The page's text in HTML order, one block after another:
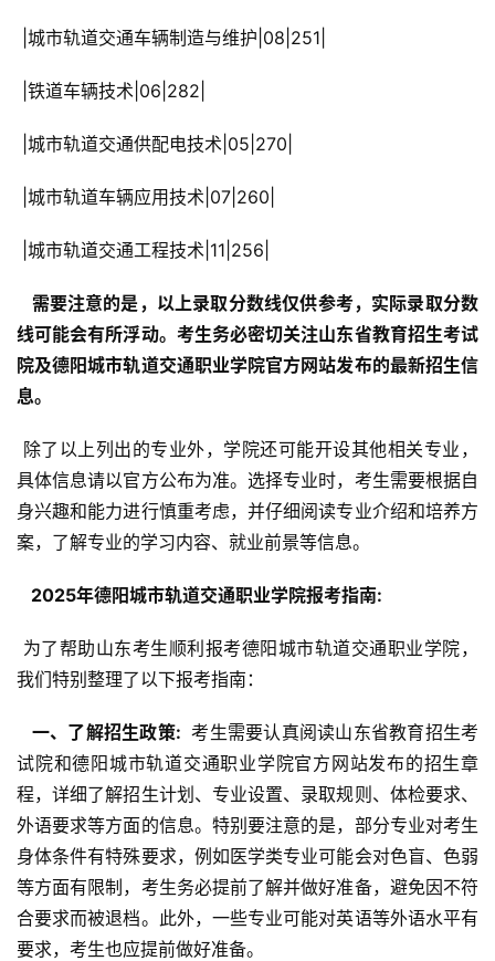
|城市轨道交通车辆制造与维护|08|251|
|铁道车辆技术|06|282|
|城市轨道交通供配电技术|05|270|
|城市轨道车辆应用技术|07|260|
|城市轨道交通工程技术|11|256|
  需要注意的是，以上录取分数线仅供参考，实际录取分数
线可能会有所浮动。考生务必密切关注山东省教育招生考试
院及德阳城市轨道交通职业学院官方网站发布的最新招生信
息。
具体信息请以官方公布为准。选择专业时，考生需要根据自
身兴趣和能力进行慎重考虑，并仔细阅读专业介绍和培养方
案，了解专业的学习内容、就业前景等信息。
  2025年德阳城市轨道交通职业学院报考指南:
我们特别整理了以下报考指南：
  一、了解招生政策:
考生需要认真阅读山东省教育招生考
试院和德阳城市轨道交通职业学院官方网站发布的招生章
程，详细了解招生计划、专业设置、录取规则、体检要求、
外语要求等方面的信息。特别要注意的是，部分专业对考生
身体条件有特殊要求，例如医学类专业可能会对色盲、色弱
等方面有限制，考生务必提前了解并做好准备，避免因不符
合要求而被退档。此外，一些专业可能对英语等外语水平有
要求，考生也应提前做好准备。